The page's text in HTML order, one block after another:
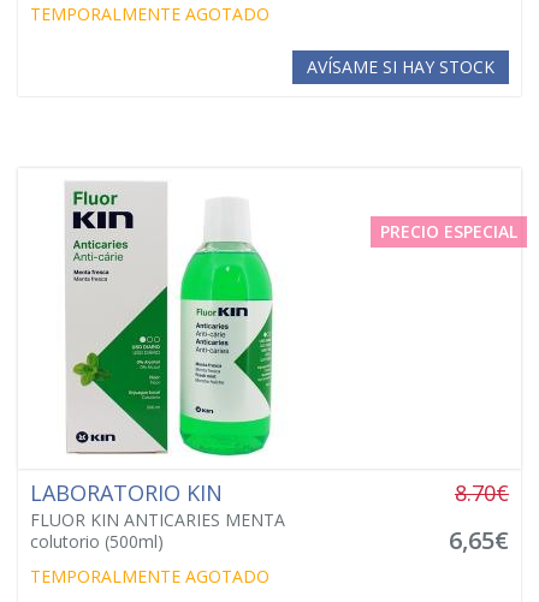
TEMPORALMENTE AGOTADO
AVÍSAME SI HAY STOCK
PRECIO ESPECIAL
LABORATORIO KIN
FLUOR KIN ANTICARIES MENTA
colutorio (500ml)
8.70€
6,65€
TEMPORALMENTE AGOTADO